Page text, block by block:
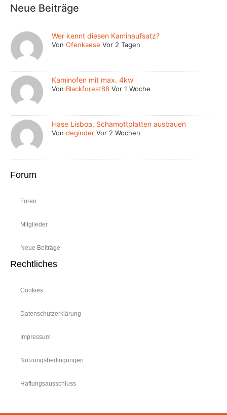
Neue Beiträge
Wer kennt diesen Kaminaufsatz?
VonOfenkaese Vor 2 Tagen
Kaminofen mit max. 4kw
Von Blackforest88 Vor 1 Woche
Hase Lisboa, Schamottplatten ausbauen
Vondeginder Vor 2 Wochen
Forum
Foren
Mitglieder
Neue Beiträge
Rechtliches
Cookies
Datenschutzerklärung
Impressum
Nutzungsbedingungen
Haftungsausschluss